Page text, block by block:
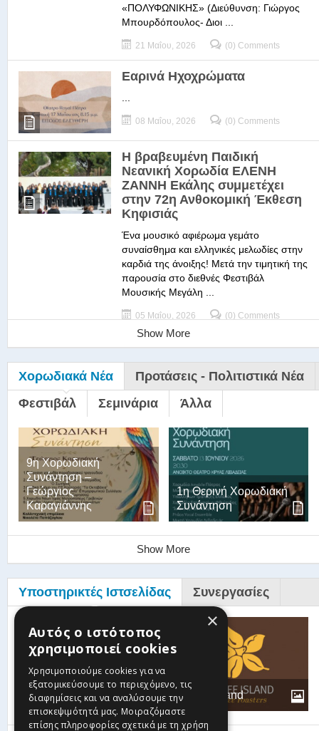
«ΠΟΛΥΦΩΝΙΚΗΣ» (Διεύθυνση: Γιώργος
Μπουρδόπουλος- Διοι ...
21 Μαΐου, 2026 (0) Comments
Εαρινά Ηχοχρώματα
08 Μαΐου, 2026 (0) Comments
Η βραβευμένη Παιδική
Νεανική Χορωδία ΕΛΕΝΗ
ΖΑΝΝΗ Εκάλης συμμετέχει
στην 72η Ανθοκομική Έκθεση
Κηφισιάς
Ένα μουσικό αφιέρωμα γεμάτο
συναίσθημα και ελληνικές μελωδίες στην
καρδιά της άνοιξης! Μετά την τιμητική της
παρουσία στο διεθνές Φεστιβάλ
Μουσικής Μεγάλη ...
05 Μαΐου, 2026 (0) Comments
Show More
Χορωδιακά Νέα
Προτάσεις - Πολιτιστικά Νέα
Φεστιβάλ
Σεμινάρια Άλλα
9η Χορωδιακή
Συνάντηση –
Γεώργιος
Καραγιάννης
1η Θερινή Χορωδιακή
Συνάντηση
Show More
Υποστηρικτές Ιστσελίδας Συνεργασίες
Βυζαντινή-
Παραδοσιακή
Χορωδία Θεόδωρος
Φωκαεύς
Coffee Island
×
Αυτός ο ιστότοπος
χρησιμοποιεί cookies
Χρησιμοποιούμε cookies για να
εξατομικεύσουμε το περιεχόμενο, τις
διαφημίσεις και να αναλύσουμε την
επισκεψιμότητά μας. Μοιραζόμαστε
επίσης πληροφορίες σχετικά με τη χρήση